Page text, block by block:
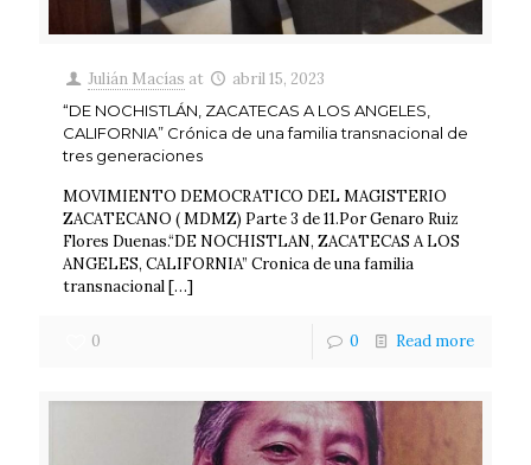
Julián Macías at abril 15, 2023
“DE NOCHISTLÁN, ZACATECAS A LOS ANGELES,
CALIFORNIA” Crónica de una familia transnacional de
tres generaciones
MOVIMIENTO DEMOCRATICO DEL MAGISTERIO
ZACATECANO ( MDMZ) Parte 3 de 11.Por Genaro Ruiz
Flores Duenas.“DE NOCHISTLAN, ZACATECAS A LOS
ANGELES, CALIFORNIA” Cronica de una familia
transnacional[…]
0 0 Read more